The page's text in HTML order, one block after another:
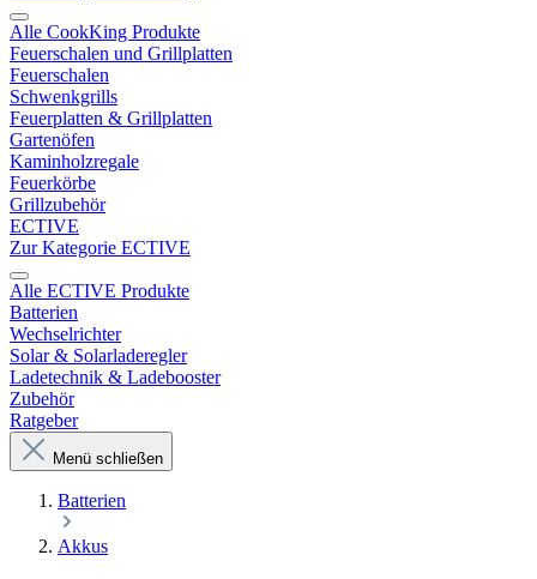
Alle CookKing Produkte
Feuerschalen und Grillplatten
Feuerschalen
Schwenkgrills
Feuerplatten & Grillplatten
Gartenöfen
Kaminholzregale
Feuerkörbe
Grillzubehör
ECTIVE
Zur Kategorie ECTIVE
Alle ECTIVE Produkte
Batterien
Wechselrichter
Solar & Solarladeregler
Ladetechnik & Ladebooster
Zubehör
Ratgeber
Menü schließen
Batterien
Akkus